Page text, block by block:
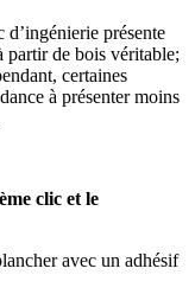
présente
partir de bois véritable;
certaines
à présenter moins
clic et le
avec un adhésif